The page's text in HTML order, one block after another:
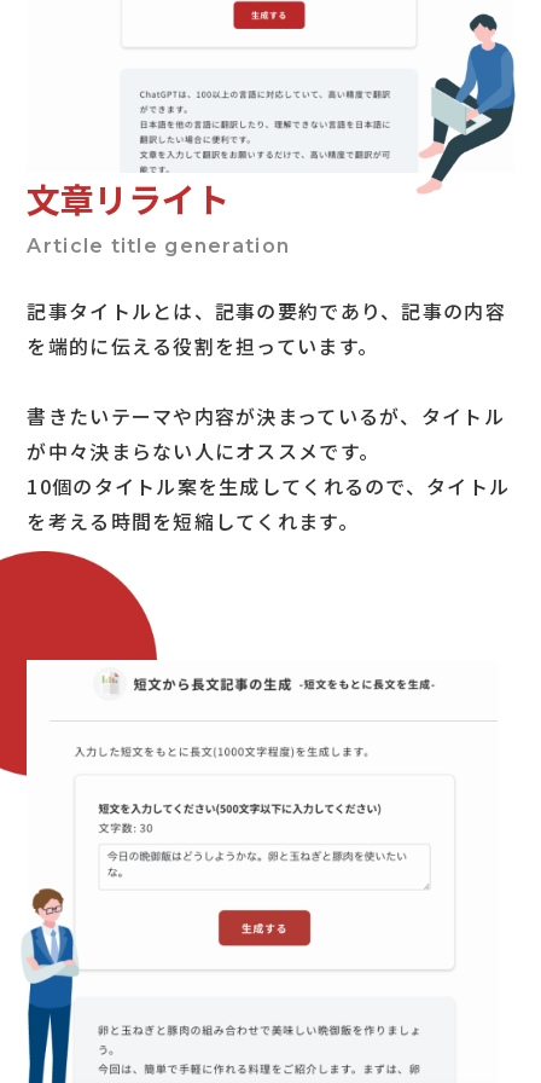
文章リライト
Article title generation
記事タイトルとは、記事の要約であり、記事の内容
を端的に伝える役割を担っています。
書きたいテーマや内容が決まっているが、タイトル
が中々決まらない人にオススメです。
10個のタイトル案を生成してくれるので、タイトル
を考える時間を短縮してくれます。